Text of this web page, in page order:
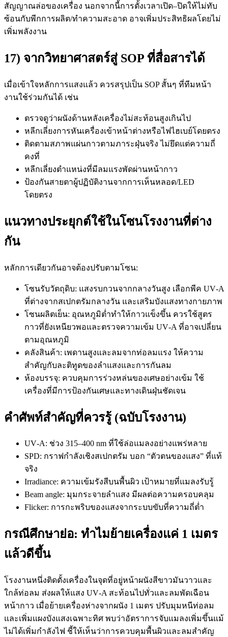
สัญญาณล่อของเครื่อง นอกจากนี้การตั้งเวลาเปิด–ปิดให้ไม่ทับ
ซ้อนกับพีกการผลิต/ทำความสะอาด อาจเพิ่มประสิทธิผลโดยไม่
เพิ่มพลังงาน
17) จากวิทยาศาสตร์สู่ SOP ที่สื่อสารได้
เมื่อเข้าใจหลักการแสงแล้ว ควรสรุปเป็น SOP สั้นๆ ที่ทีมหน้า
งานใช้ร่วมกันได้ เช่น
ตรวจดูว่าผนังด้านหลังเครื่องไม่สะท้อนสูงเกินไป
หลีกเลี่ยงการหันเครื่องเข้าหน้าต่างหรือไฟไฮเบย์โดยตรง
ติดตามสภาพแผ่นกาวตามภาระฝุ่นจริง ไม่ยึดแต่ความถี่
คงที่
หลีกเลี่ยงตำแหน่งที่มีลมแรงพัดผ่านหน้ากาว
ป้องกันสายตาผู้ปฏิบัติงานจากการเห็นหลอด/LED
โดยตรง
แนวทางประยุกต์ใช้ในโซนโรงงานที่ต่าง
กัน
หลักการเดียวกันอาจต้องปรับตามโซน:
โซนรับวัตถุดิบ: แสงรบกวนจากกลางวันสูง เลือกพีค UV‑A
ที่ต่างจากสเปกตรัมกลางวัน และเสริมบังแสงทางกายภาพ
โซนผลิตเย็น: อุณหภูมิต่ำทำให้กาวแข็งขึ้น ควรใช้สูตร
กาวที่ยังเหนียวพอและตรวจความเข้ม UV‑A ที่อาจเปลี่ยน
ตามอุณหภูมิ
คลังสินค้า: เพดานสูงและลมจากท่อลมแรง ให้ความ
สำคัญกับละติทูดของลำแสงและการกันลม
ห้องบรรจุ: ควบคุมการร่วงหล่นของเศษอย่างเข้ม ใช้
เครื่องที่มีการป้องกันเศษและทางเดินฝุ่นชัดเจน
คำศัพท์สำคัญที่ควรรู้ (ฉบับโรงงาน)
UV‑A: ช่วง 315–400 nm ที่ใช้ล่อแมลงอย่างแพร่หลาย
SPD: กราฟกำลังเชิงสเปกตรัม บอก “ตัวตนของแสง” ที่แท้
จริง
Irradiance: ความเข้มรังสีบนพื้นผิว เป้าหมายที่แมลงรับรู้
Beam angle: มุมกระจายลำแสง มีผลต่อความครอบคลุม
Flicker: การกะพริบของแสงจากระบบขับที่ความถี่ต่ำ
กรณีศึกษาย่อ: ทำไมย้ายเครื่องแค่ 1 เมตร
แล้วดีขึ้น
โรงงานหนึ่งติดตั้งเครื่องในจุดที่อยู่หน้าผนังสีขาวมันวาวและ
ใกล้ท่อลม ส่งผลให้แสง UV‑A สะท้อนไปทั่วและลมพัดเฉือน
หน้ากาว เมื่อย้ายเครื่องห่างจากผนัง 1 เมตร ปรับมุมหนีท่อลม
และเพิ่มแผงบังแสงเฉพาะทิศ พบว่าอัตราการจับแมลงเพิ่มขึ้นแม้
ไม่ได้เพิ่มกำลังไฟ ชี้ให้เห็นว่าการควบคุมพื้นผิวและลมสำคัญ